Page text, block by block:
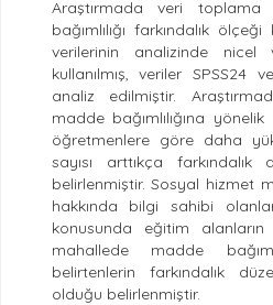
‎Araştırmada veri
bağımlılığı farkındalık ‎ölçeği
verilerinin analizinde nicel
kullanılmış, veriler SPSS24
analiz edilmiştir.
madde bağımlılığına
‎öğretmenlere göre daha
sayısı arttıkça farkındalık
‎belirlenmiştir. Sosyal hizmet
hakkında bilgi sahibi
konusunda eğitim
mahallede madde
belirtenlerin farkındalık
‎olduğu belirlenmiştir.